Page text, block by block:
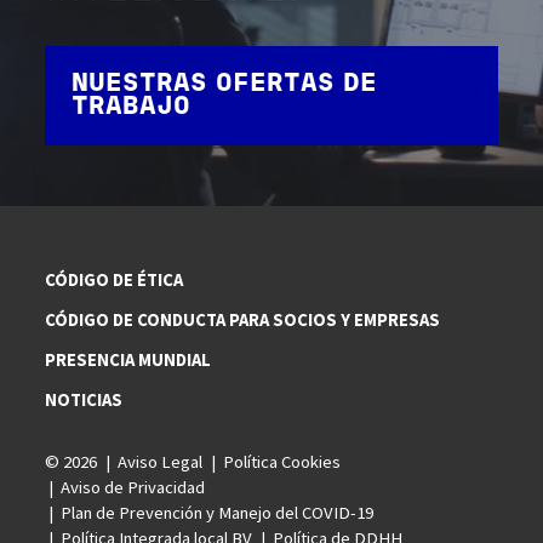
NUESTRAS OFERTAS DE
TRABAJO
CÓDIGO DE ÉTICA
CÓDIGO DE CONDUCTA PARA SOCIOS Y EMPRESAS
PRESENCIA MUNDIAL
NOTICIAS
© 2026 Aviso Legal
Política Cookies
Aviso de Privacidad
Plan de Prevención y Manejo del COVID-19
Política Integrada local BV
Política de DDHH